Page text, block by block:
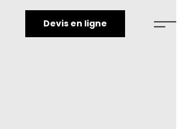
Devis en ligne